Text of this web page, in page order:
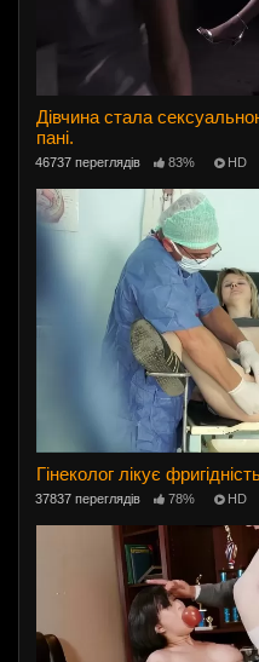
Дівчина стала
пані.
46737 переглядів 83% HD
Гінеколог лікує
37837 переглядів 78% HD